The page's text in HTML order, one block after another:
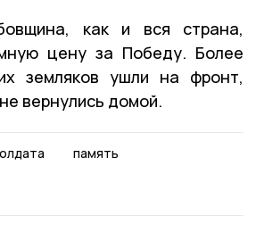
как и вся страна,
цену за Победу. Более
земляков ушли на фронт,
вернулись домой.
память